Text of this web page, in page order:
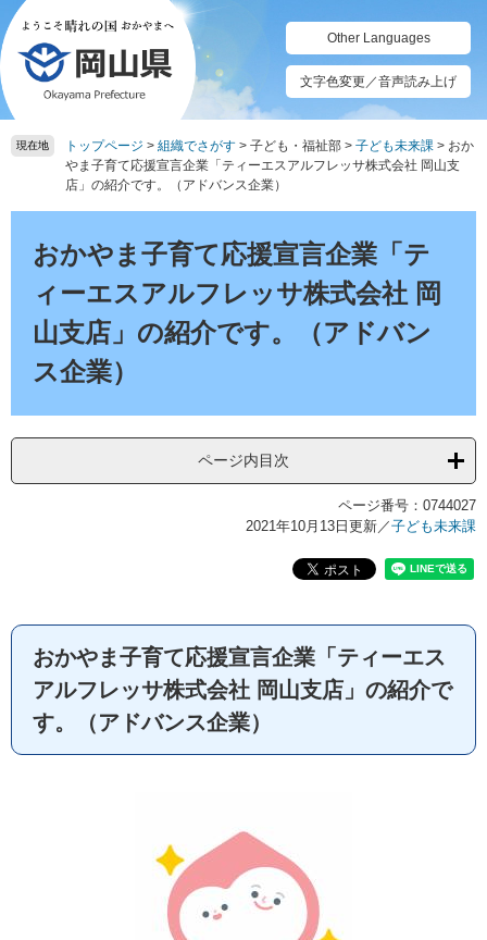
ペ
ー
ジ
の
先
頭
メ
ニ
ュ
ー
を
飛
本
Other Languages
文字色変更／音声読み上げ
現在地 トップページ > 組織でさがす > 子ども・福祉部 > 子ども未来課 > おか
やま子育て応援宣言企業「ティーエスアルフレッサ株式会社 岡山支
店」の紹介です。（アドバンス企業）
おかやま子育て応援宣言企業「テ
ィーエスアルフレッサ株式会社 岡
山支店」の紹介です。（アドバン
ス企業）
ページ内目次
ページ番号：0744027
2021年10月13日更新／子ども未来課
おかやま子育て応援宣言企業「ティーエス
アルフレッサ株式会社 岡山支店」の紹介で
す。（アドバンス企業）